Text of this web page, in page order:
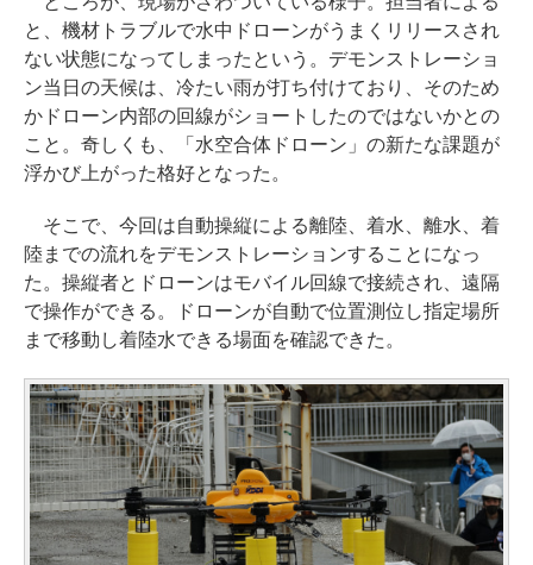
と、機材トラブルで水中ドローンがうまくリリースされ
ない状態になってしまったという。デモンストレーショ
ン当日の天候は、冷たい雨が打ち付けており、そのため
かドローン内部の回線がショートしたのではないかとの
こと。奇しくも、「水空合体ドローン」の新たな課題が
浮かび上がった格好となった。
そこで、今回は自動操縦による離陸、着水、離水、着
陸までの流れをデモンストレーションすることになっ
た。操縦者とドローンはモバイル回線で接続され、遠隔
で操作ができる。ドローンが自動で位置測位し指定場所
まで移動し着陸水できる場面を確認できた。